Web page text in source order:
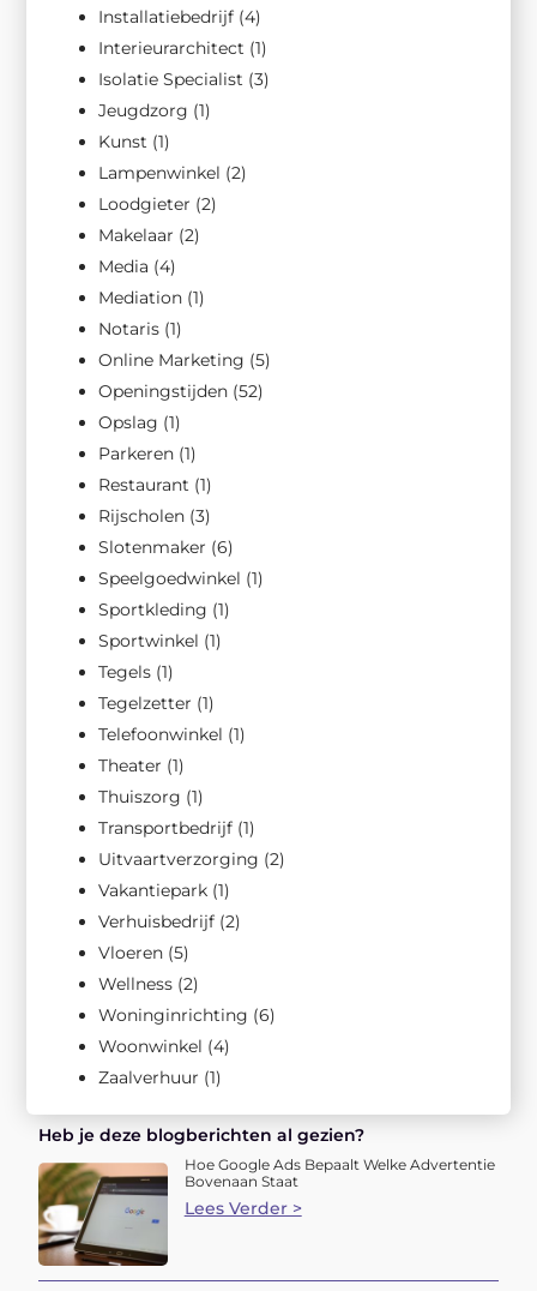
Installatiebedrijf (4)
Interieurarchitect (1)
Isolatie Specialist (3)
Jeugdzorg (1)
Kunst (1)
Lampenwinkel (2)
Loodgieter (2)
Makelaar (2)
Media (4)
Mediation (1)
Notaris (1)
Online Marketing (5)
Openingstijden (52)
Opslag (1)
Parkeren (1)
Restaurant (1)
Rijscholen (3)
Slotenmaker (6)
Speelgoedwinkel (1)
Sportkleding (1)
Sportwinkel (1)
Tegels (1)
Tegelzetter (1)
Telefoonwinkel (1)
Theater (1)
Thuiszorg (1)
Transportbedrijf (1)
Uitvaartverzorging (2)
Vakantiepark (1)
Verhuisbedrijf (2)
Vloeren (5)
Wellness (2)
Woninginrichting (6)
Woonwinkel (4)
Zaalverhuur (1)
Heb je deze blogberichten al gezien?
Hoe Google Ads Bepaalt Welke Advertentie
Bovenaan Staat
Lees Verder >